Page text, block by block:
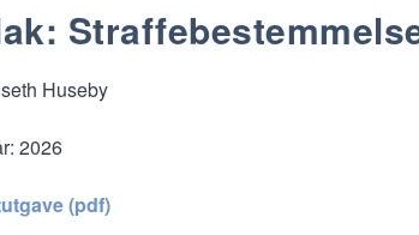
Huseby
2026
(pdf)